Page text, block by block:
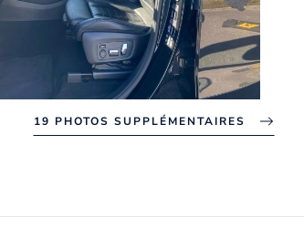
19 PHOTOS SUPPLÉMENTAIRES